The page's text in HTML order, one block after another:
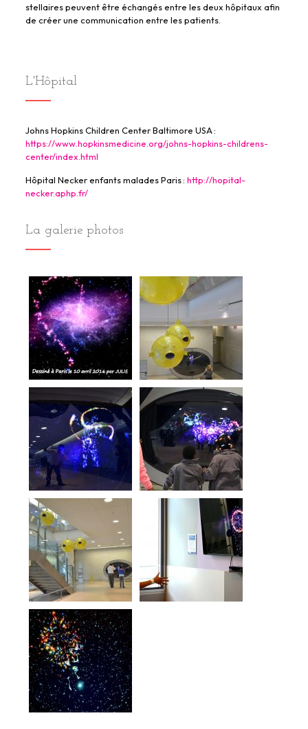
stellaires peuvent être échangés entre les deux hôpitaux afin
de créer une communication entre les patients.
L'Hôpital
Johns Hopkins Children Center Baltimore USA :
https://www.hopkinsmedicine.org/johns-hopkins-childrens-
center/index.html
Hôpital Necker enfants malades Paris : http://hopital-
necker.aphp.fr/
La galerie photos